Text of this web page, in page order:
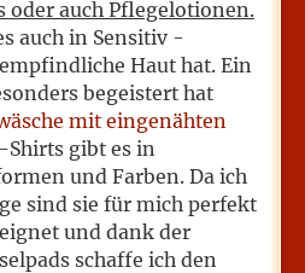
oder auch Pflegelotionen.
auch in Sensitiv -
Haut hat. Ein
begeistert hat
mit eingenähten
Shirts gibt es in
und Farben. Da ich
sind sie für mich perfekt
und dank der
schaffe ich den